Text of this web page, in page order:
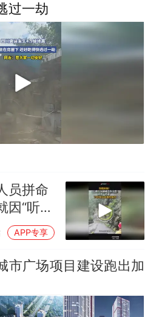
过一劫
员拼命
因“听
APP专享
市广场项目建设跑出加